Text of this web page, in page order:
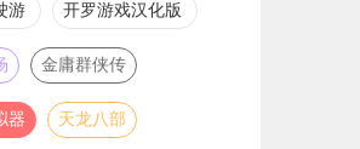
游
开罗游戏汉化版
大全
金庸群侠传
器 天龙八部